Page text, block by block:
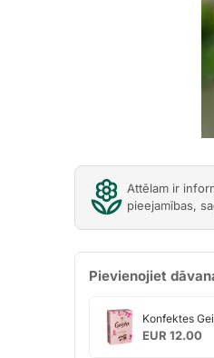
Attēlam ir
pieejamības,
Pievienojiet
Konfektes
Geiša
Konfektes
EUR 12.00